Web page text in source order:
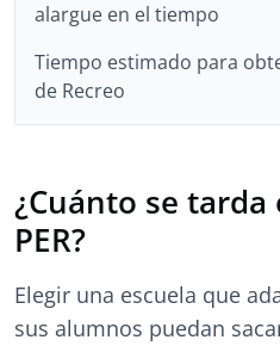
alargue en el tiempo
Tiempo estimado para
de Recreo
¿Cuánto se tarda
PER?
Elegir una escuela que
sus alumnos puedan